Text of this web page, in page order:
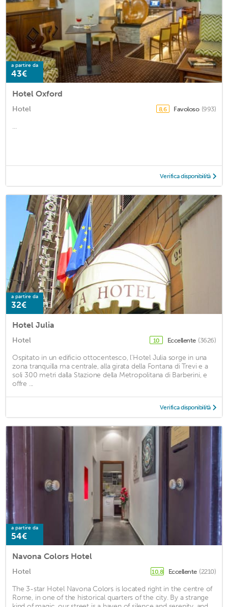
a partire da
43€
Hotel Oxford
Hotel 8,6 Favoloso (993)
...
Verifica disponibilità
a partire da
32€
Hotel Julia
Hotel 10 Eccellente (3626)
Ospitato in un edificio ottocentesco, l’Hotel Julia sorge in una
zona tranquilla ma centrale, alla girata della Fontana di Trevi e a
soli 300 metri dalla Stazione della Metropolitana di Barberini, e
offre ...
Verifica disponibilità
a partire da
54€
Navona Colors Hotel
Hotel 10,8 Eccellente (2210)
The 3-star Hotel Navona Colors is located right in the centre of
Rome, in one of the historical quarters of the city. By a strange